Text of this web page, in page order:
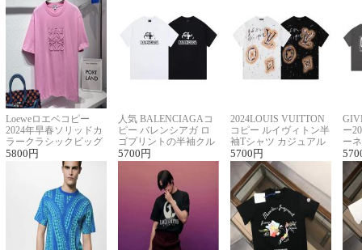
Loeweロエベコピー
2024年早春ソリッドカ
ラークラシックビッグ
ロゴ刺繍Tシャツ
5800 円
人気 BALENCIAGAコ
ピー バレンシアガ ロ
ゴプリントの半袖クル
ーネックTシャツ
5700 円
2024LOUIS VUITTON
コピー ルイヴィトン半
袖Tシャツ カジュアル
に馴染む 2色展開
5700 円
ー
ー
ー